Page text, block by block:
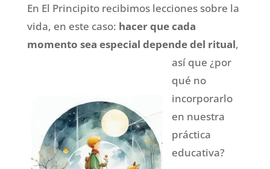
En El Principito recibimos lecciones sobre la
vida, en este caso: hacer que cada
momento sea especial depende del ritual,
así que ¿por
qué no
incorporarlo
en nuestra
práctica
educativa?